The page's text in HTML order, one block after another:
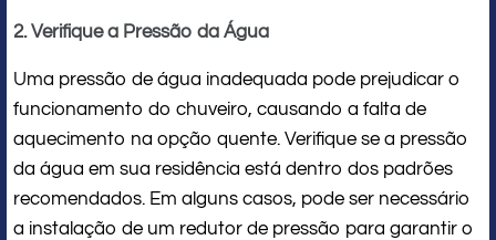
2. Verifique a Pressão da Água
Uma pressão de água inadequada pode prejudicar o
funcionamento do chuveiro, causando a falta de
aquecimento na opção quente. Verifique se a pressão
da água em sua residência está dentro dos padrões
recomendados. Em alguns casos, pode ser necessário
a instalação de um redutor de pressão para garantir o